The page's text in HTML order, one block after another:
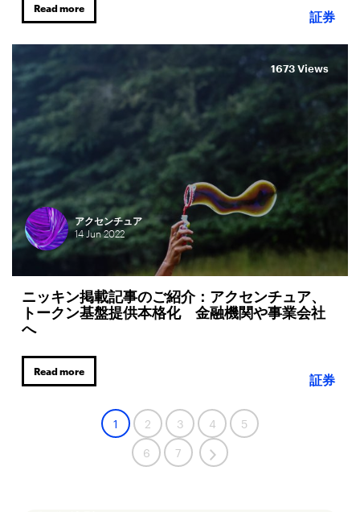
Read more
証券
アクセンチュア
14Jun2022
ニッキン掲載記事のご紹介：アクセンチュア、
トークン基盤提供本格化 金融機関や事業会社
へ
Read more
1673 Views
証券
1 2 3 4
5
6
7